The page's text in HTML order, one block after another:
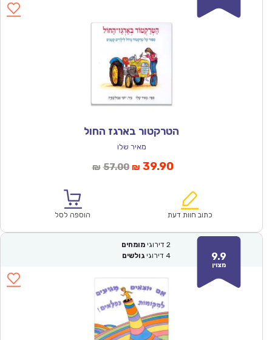
הטרקטור בארגז החול
מאיר שלו
₪ 57.00המחיר
₪57.00.
₪ 39.90המחיר
הוא:
כתוב חוות דעת הוספה לסל
9.9
מצוין
2 דירוגי מומחים
4 דירוגי גולשים